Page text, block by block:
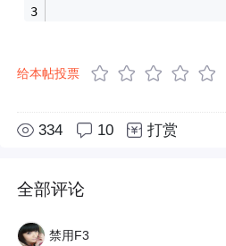
给本帖投票
334 10 打赏
全部评论
禁用F3